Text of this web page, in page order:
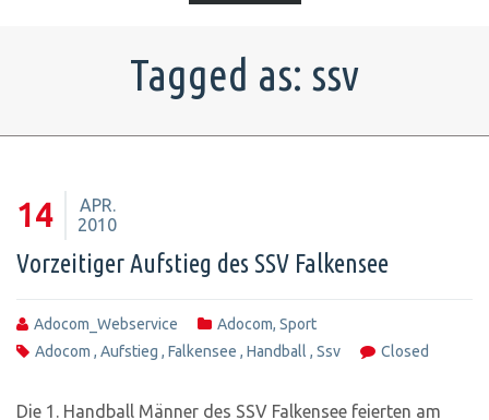
Tagged as: ssv
14
APR.
2010
Vorzeitiger Aufstieg des SSV Falkensee
Adocom_Webservice Adocom, Sport
Adocom , Aufstieg , Falkensee , Handball , Ssv Closed
Die 1. Handball Männer des SSV Falkensee feierten am